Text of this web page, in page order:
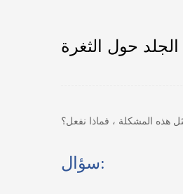
حول الثغرة
هذه المشكلة ، فماذا نفعل؟
سؤال: